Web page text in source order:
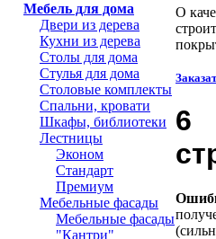
Мебель для дома
Двери из дерева
Кухни из дерева
Столы для дома
Стулья для дома
Столовые комплекты
Спальни, кровати
Шкафы, библиотеки
Лестницы
Эконом
Стандарт
Премиум
Мебельные фасады
Мебельные фасады
"Кантри"
О
6